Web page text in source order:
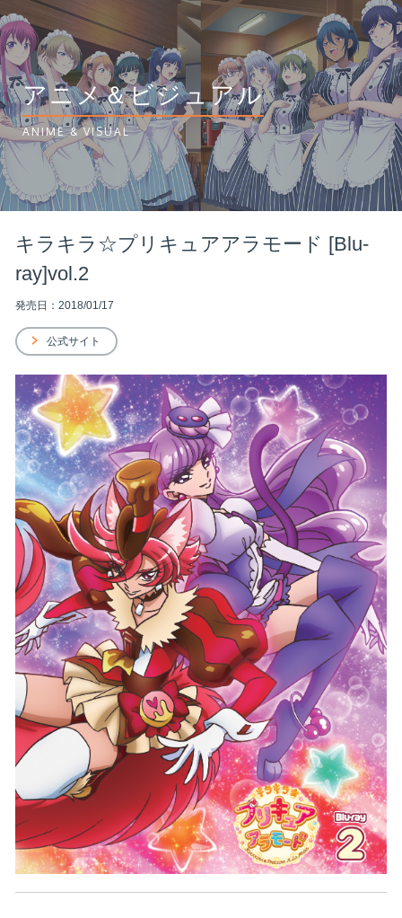
アニメ＆ビジュアル
ANIME & VISUAL
キラキラ☆プリキュアアラモード [Blu-
ray]vol.2
発売日：2018/01/17
公式サイト